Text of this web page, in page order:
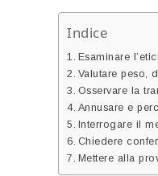
Indice
Esaminare
Valutare peso,
Osservare la
Annusare e
Interrogare il
Chiedere
Mettere alla